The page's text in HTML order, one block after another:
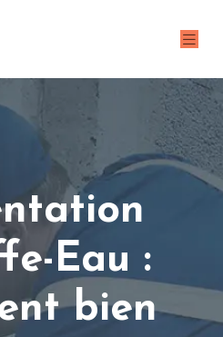
Eau :
bien